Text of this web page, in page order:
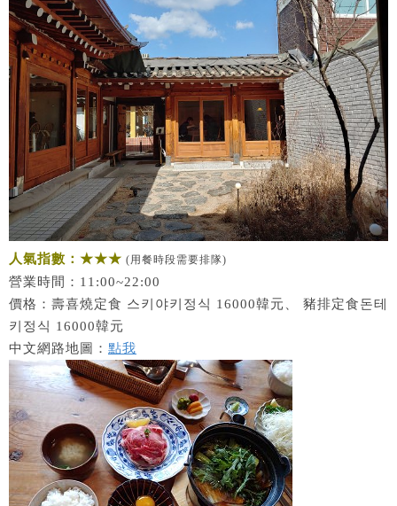
人氣指數：★★★ (用餐時段需要排隊)
營業時間：11:00~22:00
價格：壽喜燒定食 스키야키정식 16000韓元、 豬排定食돈테
키정식 16000韓元
中文網路地圖： 點我